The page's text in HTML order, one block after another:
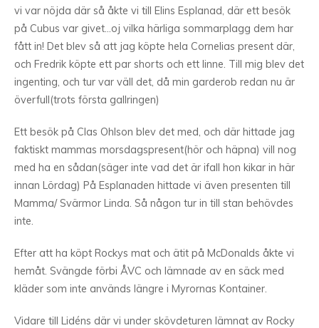
vi var nöjda där så åkte vi till Elins Esplanad, där ett besök
på Cubus var givet…oj vilka härliga sommarplagg dem har
fått in! Det blev så att jag köpte hela Cornelias present där,
och Fredrik köpte ett par shorts och ett linne. Till mig blev det
ingenting, och tur var väll det, då min garderob redan nu är
överfull(trots första gallringen)
Ett besök på Clas Ohlson blev det med, och där hittade jag
faktiskt mammas morsdagspresent(hör och häpna) vill nog
med ha en sådan(säger inte vad det är ifall hon kikar in här
innan Lördag) På Esplanaden hittade vi även presenten till
Mamma/ Svärmor Linda. Så någon tur in till stan behövdes
inte.
Efter att ha köpt Rockys mat och ätit på McDonalds åkte vi
hemåt. Svängde förbi ÅVC och lämnade av en säck med
kläder som inte används längre i Myrornas Kontainer.
Vidare till Lidéns där vi under skövdeturen lämnat av Rocky